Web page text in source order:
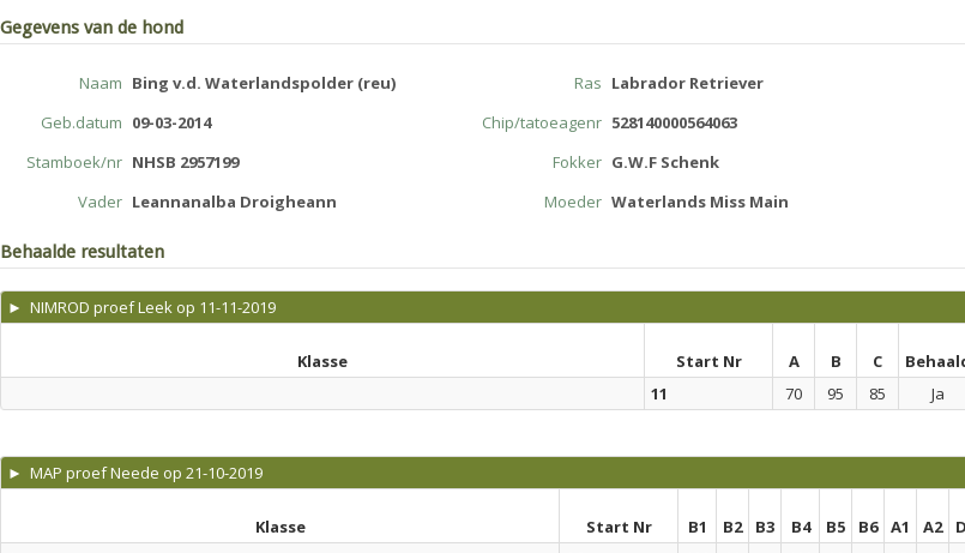
Gegevens van de hond
Naam Bing v.d. Waterlandspolder (reu) Ras Labrador Retriever
Geb.datum 09-03-2014 Chip/tatoeagenr 528140000564063
Stamboek/nr NHSB 2957199 Fokker G.W.F Schenk
Vader Leannanalba Droigheann Moeder Waterlands Miss Main
Behaalde resultaten
► NIMROD proef Leek op 11-11-2019
Klasse Start Nr A B C
11
70 95 85 Ja
► MAP proef Neede op 21-10-2019
Klasse Start Nr B1 B2 B3 B4 B5 B6 A1 A2